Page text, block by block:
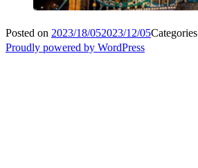
Posted on 2023/18/052023/12/05Categories
Proudly powered by WordPress